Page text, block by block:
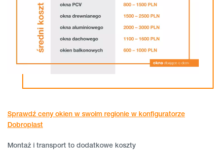
Sprawdź ceny okien w swoim regionie w konfiguratorze
Dobroplast
Montaż i transport to dodatkowe koszty